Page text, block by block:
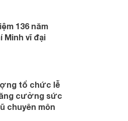
136 năm
Minh vĩ đại
tổ chức lễ
cường sức
chuyên môn